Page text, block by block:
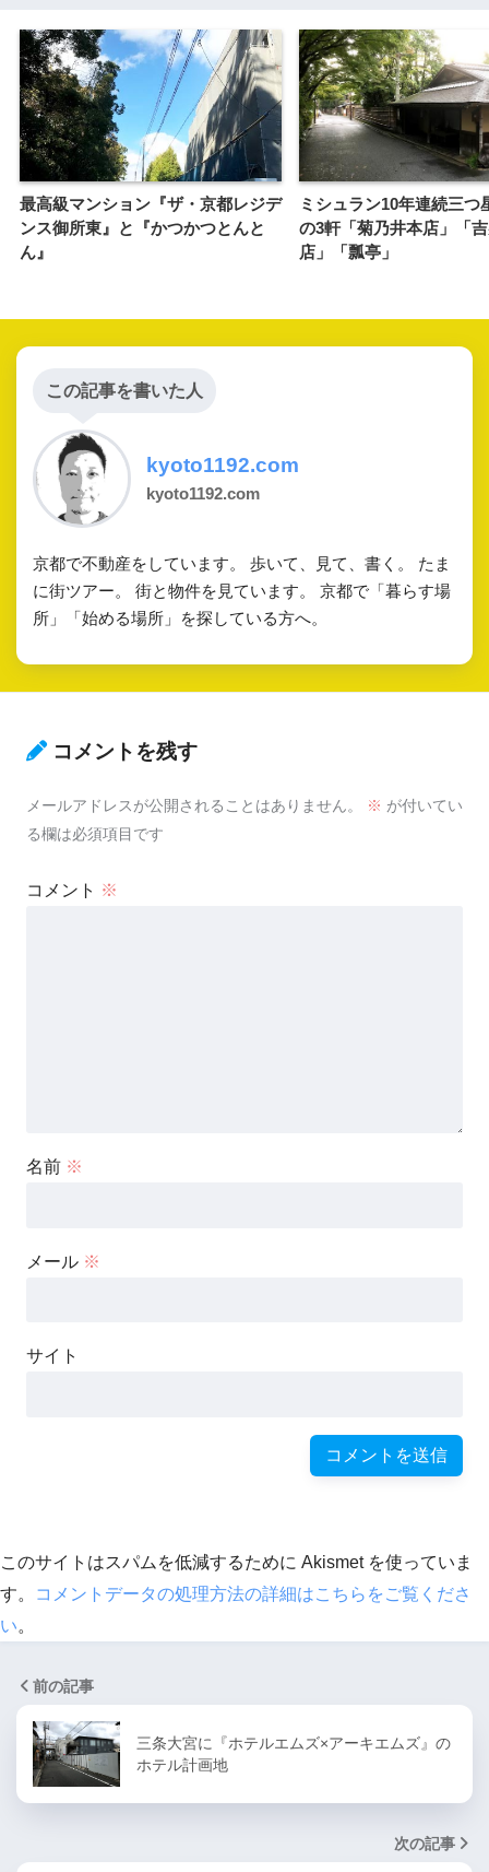
最高級マンション『ザ・京都レジデ
ンス御所東』と『かつかつとんと
ん』
ミシュラン10年連続三つ
の3軒「菊乃井本店」「
店」「瓢亭」
この記事を書いた人
kyoto1192.com
kyoto1192.com
京都で不動産をしています。 歩いて、見て、書く。 たま
に街ツアー。 街と物件を見ています。 京都で「暮らす場
所」「始める場所」を探している方へ。
コメントを残す
メールアドレスが公開されることはありません。 ※ が付いてい
る欄は必須項目です
コメント ※
名前 ※
メール ※
サイト
このサイトはスパムを低減するために Akismet を使っていま
す。
コメントデータの処理方法の詳細はこちらをご覧くださ
い。
前の記事
三条大宮に『ホテルエムズ×アーキエムズ』の
ホテル計画地
次の記事